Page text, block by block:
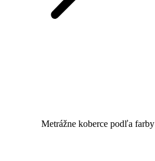
Metrážne koberce podľa farby